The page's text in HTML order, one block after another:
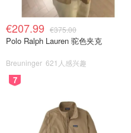
€207.99 €375.00
Polo Ralph Lauren 驼色夹克
Breuninger 621人感兴趣
7